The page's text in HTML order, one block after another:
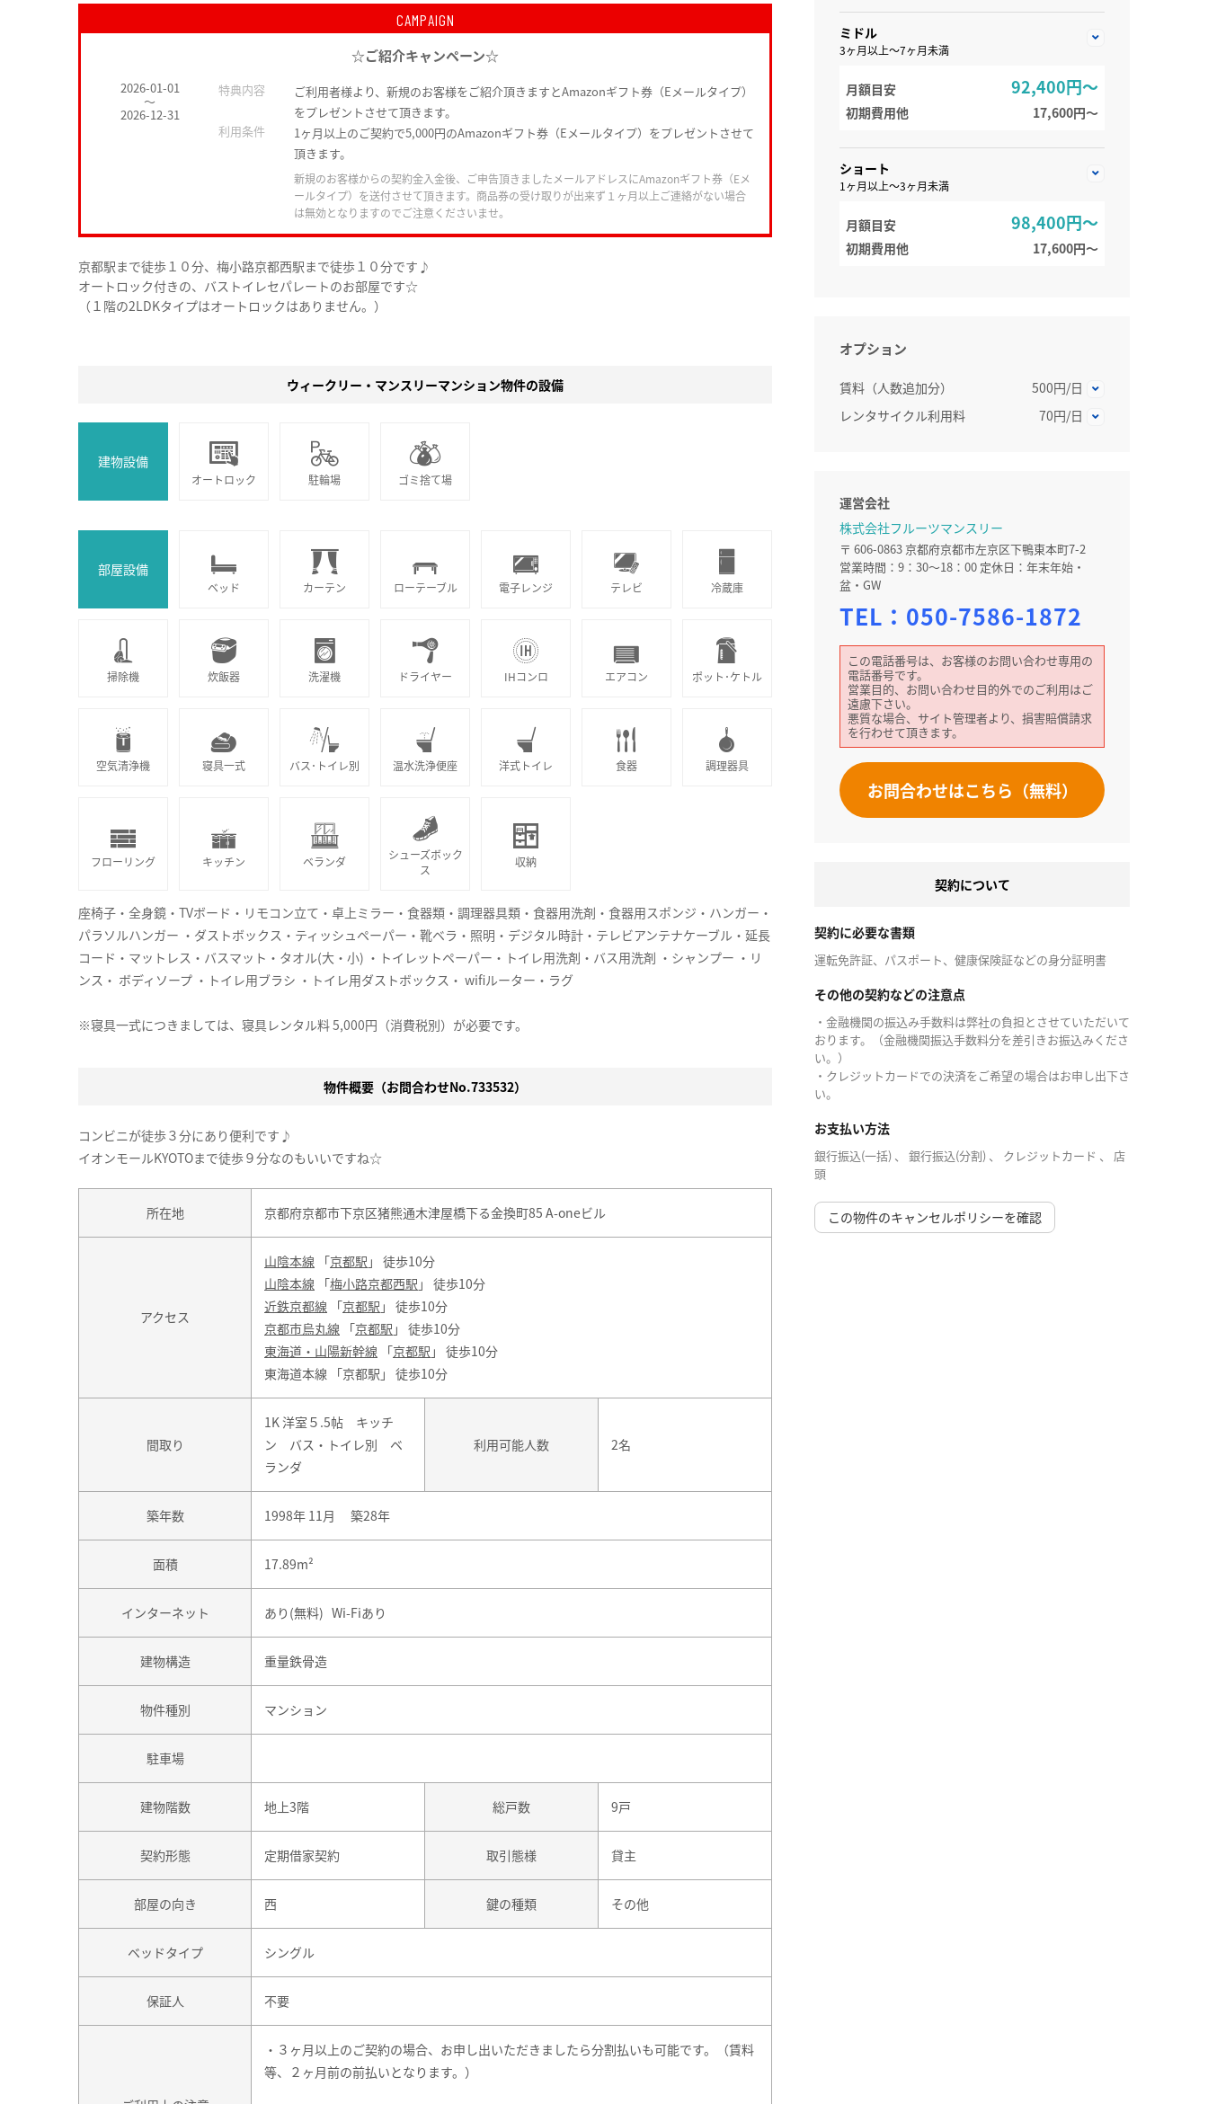
CAMPAIGN
☆ご紹介キャンペーン☆
2026-01-01
～
2026-12-31
特典内容
ご利用者様より、新規のお客様をご紹介頂きますとAmazonギフト券（Eメールタイプ）
をプレゼントさせて頂きます。
利用条件
1ヶ月以上のご契約で5,000円のAmazonギフト券（Eメールタイプ）をプレゼントさせて
頂きます。
新規のお客様からの契約金入金後、ご申告頂きましたメールアドレスにAmazonギフト券（Eメ
ールタイプ）を送付させて頂きます。商品券の受け取りが出来ず１ヶ月以上ご連絡がない場合
は無効となりますのでご注意くださいませ。
京都駅まで徒歩１０分、梅小路京都西駅まで徒歩１０分です♪
オートロック付きの、バストイレセパレートのお部屋です☆
（１階の2LDKタイプはオートロックはありません。）
ミドル
3ヶ月以上～7ヶ月未満
月額目安 92,400円～
初期費用他 17,600円〜
ショート
1ヶ月以上～3ヶ月未満
月額目安 98,400円～
初期費用他 17,600円〜
オプション
賃料（人数追加分）
500円/日
レンタサイクル利用料
70円/日
運営会社
株式会社フルーツマンスリー
〒 606-0863 京都府京都市左京区下鴨東本町7-2
営業時間：9：30～18：00 定休日：年末年始・
盆・GW
TEL： 050-7586-1872
この電話番号は、お客様のお問い合わせ専用の
電話番号です。
営業目的、お問い合わせ目的外でのご利用はご
遠慮下さい。
悪質な場合、サイト管理者より、損害賠償請求
を行わせて頂きます。
お問合わせはこちら（無料）
契約について
契約に必要な書類
運転免許証、パスポート、健康保険証などの身分証明書
その他の契約などの注意点
・金融機関の振込み手数料は弊社の負担とさせていただいて
おります。（金融機関振込手数料分を差引きお振込みくださ
い。）
・クレジットカードでの決済をご希望の場合はお申し出下さ
い。
お支払い方法
銀行振込(一括) 、 銀行振込(分割) 、 クレジットカード 、 店
頭
この物件のキャンセルポリシーを確認
ウィークリー・マンスリーマンション物件の設備
建物設備
オートロック 駐輪場 ゴミ捨て場
部屋設備
ベッド カーテン ローテーブル 電子レンジ テレビ 冷蔵庫
掃除機 炊飯器 洗濯機 ドライヤー IHコンロ エアコン ポット･ケトル
空気清浄機 寝具一式 バス･トイレ別 温水洗浄便座 洋式トイレ 食器 調理器具
フローリング キッチン ベランダ
シューズボック
ス
収納
座椅子・全身鏡・TVボード・リモコン立て・卓上ミラー・食器類・調理器具類・食器用洗剤・食器用スポンジ・ハンガー・
パラソルハンガー ・ダストボックス・ティッシュペーパー・靴ベラ・照明・デジタル時計・テレビアンテナケーブル・延長
コード・マットレス・バスマット・タオル(大・小) ・トイレットペーパー・トイレ用洗剤・バス用洗剤 ・シャンプー ・リ
ンス・ ボディソープ ・トイレ用ブラシ ・トイレ用ダストボックス・ wifiルーター・ラグ
※寝具一式につきましては、寝具レンタル料 5,000円（消費税別）が必要です。
物件概要（お問合わせNo.733532）
コンビニが徒歩３分にあり便利です♪
イオンモールKYOTOまで徒歩９分なのもいいですね☆
所在地 京都府京都市下京区猪熊通木津屋橋下る金換町85 A-oneビル
アクセス
山陰本線 「京都駅 」 徒歩10分
山陰本線 「梅小路京都西駅 」 徒歩10分
近鉄京都線 「京都駅 」 徒歩10分
京都市烏丸線 「京都駅 」 徒歩10分
東海道・山陽新幹線 「京都駅 」 徒歩10分
東海道本線 「京都駅」 徒歩10分
間取り
1K 洋室５.5帖 キッチ
ン バス・トイレ別 ベ
ランダ
利用可能人数 2名
築年数 1998年 11月 築28年
面積 17.89m²
インターネット あり(無料) Wi-Fiあり
建物構造 重量鉄骨造
物件種別 マンション
駐車場
建物階数 地上3階 総戸数 9戸
契約形態 定期借家契約 取引態様 貸主
部屋の向き 西 鍵の種類 その他
ベッドタイプ シングル
保証人 不要
・３ヶ月以上のご契約の場合、お申し出いただきましたら分割払いも可能です。（賃料
等、２ヶ月前の前払いとなります。）